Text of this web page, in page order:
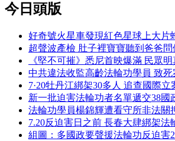
今日頭版
好奇號火星車發現紅色星球上大片
超聲波產檢 肚子裡寶寶聽到爸爸
《堅不可摧》悉尼首映爆滿 民眾
中共違法收監高齡法輪功學員 致死
7·20牡丹江綁架30多人 追查國際立
新一批迫害法輪功者名單遞交38國
法輪功學員楊錦輝遭看守所非法關
7.20反迫害日之前 長春大肆綁架法
組圖：多國政要聲援法輪功反迫害